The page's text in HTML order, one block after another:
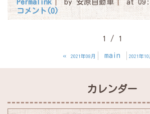
Permalink by 安原自動車
at
コメント(0)
1 / 1
« 2021年08月 main 2021年10
カレンダー